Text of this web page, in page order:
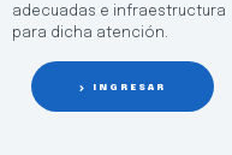
adecuadas e infraestructura
para dicha atención.
INGRESAR